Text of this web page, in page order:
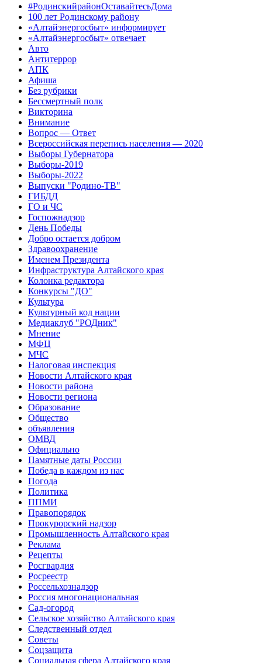
#РодинскийрайонОставайтесьДома
100 лет Родинскому району
«Алтайэнергосбыт» информирует
«Алтайэнергосбыт» отвечает
Авто
Антитеррор
АПК
Афиша
Без рубрики
Бессмертный полк
Викторина
Внимание
Вопрос — Ответ
Всероссийская перепись населения — 2020
Выборы Губернатора
Выборы-2019
Выборы-2022
Выпуски "Родино-ТВ"
ГИБДД
ГО и ЧС
Госпожнадзор
День Победы
Добро остается добром
Здравоохранение
Именем Президента
Инфраструктура Алтайского края
Колонка редактора
Конкурсы "ДО"
Культура
Культурный код нации
Медиаклуб "РОДник"
Мнение
МФЦ
МЧС
Налоговая инспекция
Новости Алтайского края
Новости района
Новости региона
Образование
Общество
объявления
ОМВД
Официально
Памятные даты России
Победа в каждом из нас
Погода
Политика
ППМИ
Правопорядок
Прокурорский надзор
Промышленность Алтайского края
Реклама
Рецепты
Росгвардия
Росреестр
Россельхознадзор
Россия многонациональная
Сад-огород
Сельское хозяйство Алтайского края
Следственный отдел
Советы
Соцзащита
Социальная сфера Алтайского края